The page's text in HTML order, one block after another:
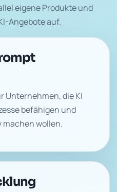
eigene Produkte und
Angebote auf.
die KI
befähigen und
machen wollen.